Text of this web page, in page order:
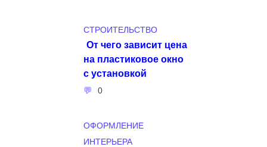
СТРОИТЕЛЬСТВО
От чего зависит цена
на пластиковое окно
с установкой
0
ОФОРМЛЕНИЕ
ИНТЕРЬЕРА